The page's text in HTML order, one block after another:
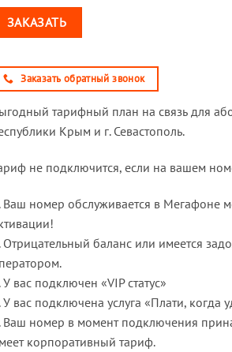
ЗАКАЗАТЬ
Заказать обратный звонок
тарифный план на связь для
Крым и г. Севастополь.
не подключится, если на вашем
Ваш номер обслуживается в Мегафоне
Отрицательный баланс или имеется
У вас подключен «VIP статус»
У вас подключена услуга «Плати, когда
Ваш номер в момент подключения
корпоративный тариф.